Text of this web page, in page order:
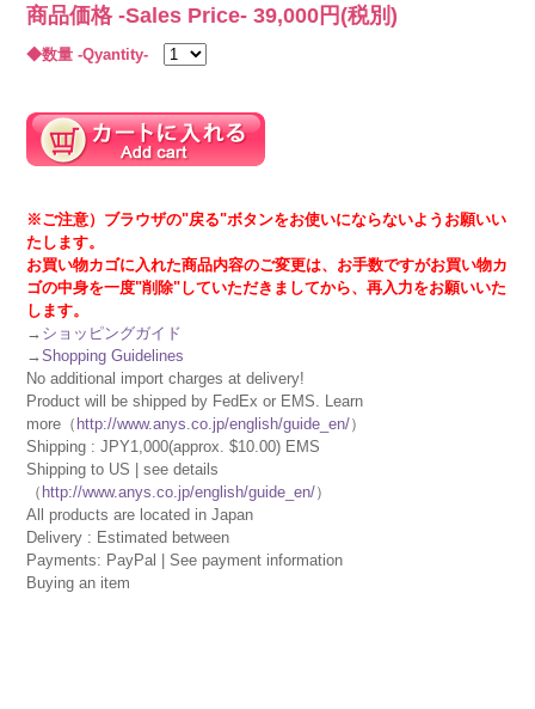
商品価格 -Sales Price-39,000 円(税別)
◆数量 -Qyantity-
※ご注意）ブラウザの"戻る"ボタンをお使いにならないようお願いい
たします。
お買い物カゴに入れた商品内容のご変更は、お手数ですがお買い物カ
ゴの中身を一度"削除"していただきましてから、再入力をお願いいた
します。
→ ショッピングガイド
→Shopping Guidelines
No additional import charges at delivery!
Product will be shipped by FedEx or EMS. Learn
more（ http://www.anys.co.jp/english/guide_en/）
Shipping : JPY1,000(approx. $10.00) EMS
Shipping to US | see details
（ http://www.anys.co.jp/english/guide_en/）
All products are located in Japan
Delivery : Estimated between
Payments: PayPal | See payment information
Buying an item